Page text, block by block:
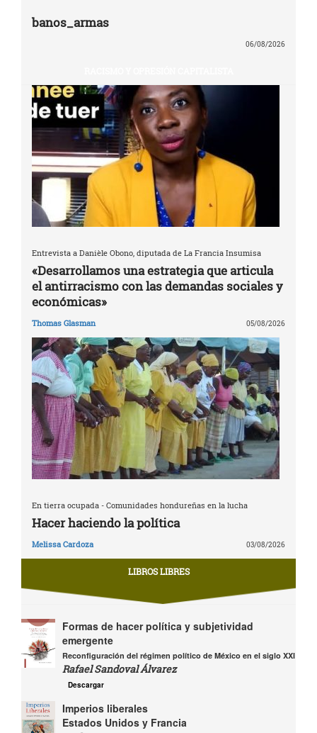
banos_armas
06/08/2026
Entrevista a Danièle Obono, diputada de La Francia Insumisa
«Desarrollamos una estrategia que articula
el antirracismo con las demandas sociales y
económicas»
Thomas Glasman 05/08/2026
En tierra ocupada - Comunidades hondureñas en la lucha
Hacer haciendo la política
Melissa Cardoza 03/08/2026
LIBROS LIBRES
Formas de hacer política y subjetividad
emergente
Reconfiguración del régimen político de México en el siglo XXI
Rafael Sandoval Álvarez
Descargar
Imperios liberales
Estados Unidos y Francia